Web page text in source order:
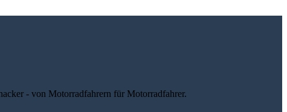
- von Motorradfahrern für Motorradfahrer.